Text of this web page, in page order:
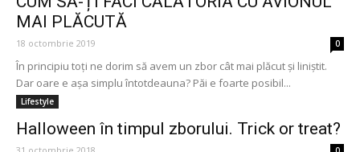
MAI PLĂCUTĂ
18 octombrie 2019 0
În principiu toți ne dorim să avem un zbor cât mai plăcut și liniștit.
Dar oare e așa simplu întotdeauna? Păi e foarte posibil...
Lifestyle
Halloween în timpul zborului. Trick or treat?